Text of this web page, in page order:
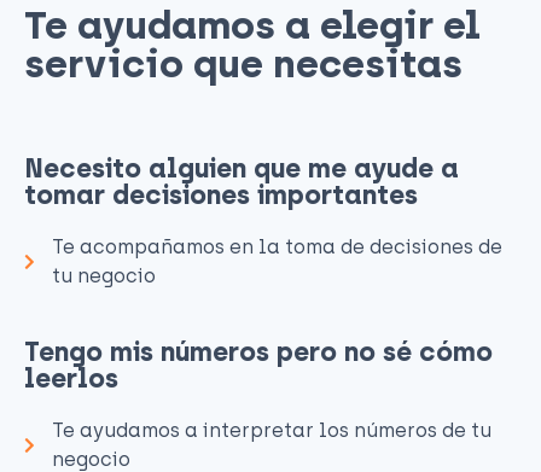
Te ayudamos a elegir el
servicio que necesitas​
Necesito alguien que me ayude a
tomar decisiones importantes
Te acompañamos en la toma de decisiones de
tu negocio
Tengo mis números pero no sé cómo
leerlos
Te ayudamos a interpretar los números de tu
negocio